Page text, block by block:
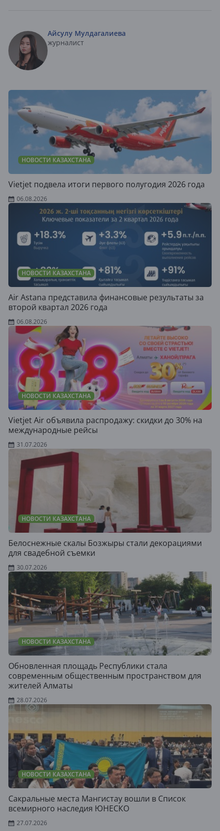
Айсулу Мулдагалиева
журналист
НОВОСТИ КАЗАХСТАНА
Vietjet подвела итоги первого полугодия 2026 года
06.08.2026
НОВОСТИ КАЗАХСТАНА
Air Astana представила финансовые результаты за
второй квартал 2026 года
06.08.2026
НОВОСТИ КАЗАХСТАНА
Vietjet Air объявила распродажу: скидки до 30% на
международные рейсы
31.07.2026
НОВОСТИ КАЗАХСТАНА
Белоснежные скалы Бозжыры стали декорациями
для свадебной съемки
30.07.2026
НОВОСТИ КАЗАХСТАНА
Обновленная площадь Республики стала
современным общественным пространством для
жителей Алматы
28.07.2026
НОВОСТИ КАЗАХСТАНА
Сакральные места Мангистау вошли в Список
всемирного наследия ЮНЕСКО
27.07.2026